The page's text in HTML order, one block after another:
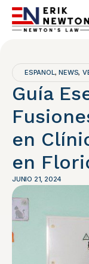
ESPANOL,NEWS,
Guía
en
en
JUNIO 21, 2024